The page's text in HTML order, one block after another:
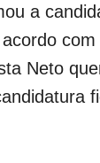
a
Neto